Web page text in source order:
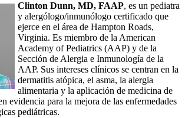
Clinton Dunn, MD, FAAP, es un pediatra
y alergólogo/inmunólogo certificado que
ejerce en el área de Hampton Roads,
Virginia. Es miembro de la American
Academy of Pediatrics (AAP) y de la
Sección de Alergia e Inmunología de la
AAP. Sus intereses clínicos se centran en la
dermatitis atópica, el asma, la alergia
alimentaria y la aplicación de medicina de
evidencia para la mejora de las enfermedades
pediátricas.